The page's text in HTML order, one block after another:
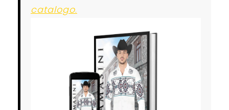
catalogo.